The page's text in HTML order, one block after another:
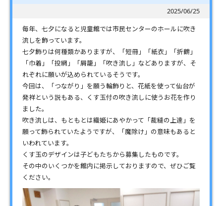
2025/06/25
毎年、七夕になると児童館では市民センターのホールに吹き
流しを飾っています。
七夕飾りは何種類かありますが、「短冊」「紙衣」「折鶴」
「巾着」「投網」「屑籠」「吹き流し」などありますが、そ
れぞれに願いが込められているそうです。
今回は、「つながり」を願う輪飾りと、花紙を使って仙台が
発祥という説もある、くす玉付の吹き流しに使うお花を作り
ました。
吹き流しは、もともとは織姫にあやかって「裁縫の上達」を
願って飾られていたようですが、「魔除け」の意味もあると
いわれています。
くす玉のデザインは子どもたちから募集したものです。
その中のいくつかを館内に掲示しておりますので、ぜひご覧
ください。